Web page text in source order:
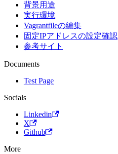
背景用途
実行環境
Vagrantfileの編集
固定IPアドレスの設定確認
参考サイト
Documents
Test Page
Socials
Linkedin
X
Github
More